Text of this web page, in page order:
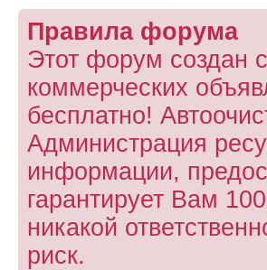
Правила форума
Этот форум создан
коммерческих
бесплатно!
Администрация
информации,
гарантирует Вам
никакой
риск.